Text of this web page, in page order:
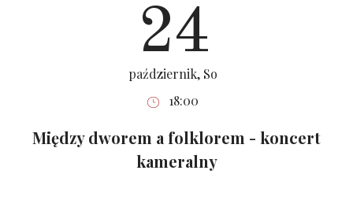
24
październik, So
18:00
Między dworem a folklorem - koncert
kameralny